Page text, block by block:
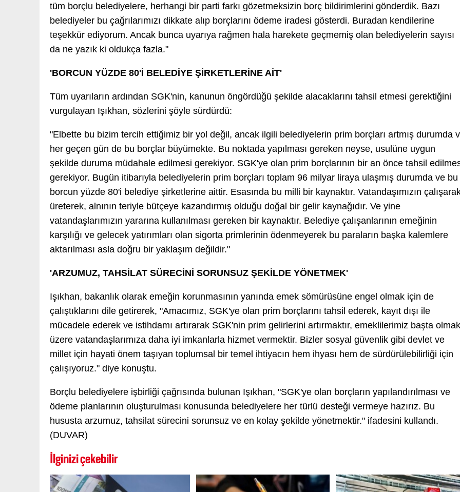
tüm borçlu belediyelere, herhangi bir parti farkı gözetmeksizin borç bildirimlerini gönderdik. Bazı
belediyeler bu çağrılarımızı dikkate alıp borçlarını ödeme iradesi gösterdi. Buradan kendilerine
teşekkür ediyorum. Ancak bunca uyarıya rağmen hala harekete geçmemiş olan belediyelerin sayısı
da ne yazık ki oldukça fazla."
'BORCUN YÜZDE 80'İ BELEDİYE ŞİRKETLERİNE AİT'
Tüm uyarıların ardından SGK'nin, kanunun öngördüğü şekilde alacaklarını tahsil etmesi gerektiğini
vurgulayan Işıkhan, sözlerini şöyle sürdürdü:
"Elbette bu bizim tercih ettiğimiz bir yol değil, ancak ilgili belediyelerin prim borçları artmış durumda
her geçen gün de bu borçlar büyümekte. Bu noktada yapılması gereken neyse, usulüne uygun
şekilde duruma müdahale edilmesi gerekiyor. SGK'ye olan prim borçlarının bir an önce tahsil
gerekiyor. Bugün itibarıyla belediyelerin prim borçları toplam 96 milyar liraya ulaşmış durumda ve bu
borcun yüzde 80'i belediye şirketlerine aittir. Esasında bu milli bir kaynaktır. Vatandaşımızın
üreterek, alnının teriyle bütçeye kazandırmış olduğu doğal bir gelir kaynağıdır. Ve yine
vatandaşlarımızın yararına kullanılması gereken bir kaynaktır. Belediye çalışanlarının emeğinin
karşılığı ve gelecek yatırımları olan sigorta primlerinin ödenmeyerek bu paraların başka kalemlere
aktarılması asla doğru bir yaklaşım değildir."
'ARZUMUZ, TAHSİLAT SÜRECİNİ SORUNSUZ ŞEKİLDE YÖNETMEK'
Işıkhan, bakanlık olarak emeğin korunmasının yanında emek sömürüsüne engel olmak için de
çalıştıklarını dile getirerek, "Amacımız, SGK'ye olan prim borçlarını tahsil ederek, kayıt dışı ile
mücadele ederek ve istihdamı artırarak SGK'nin prim gelirlerini artırmaktır, emeklilerimiz başta olmak
üzere vatandaşlarımıza daha iyi imkanlarla hizmet vermektir. Bizler sosyal güvenlik gibi devlet ve
millet için hayati önem taşıyan toplumsal bir temel ihtiyacın hem ihyası hem de sürdürülebilirliği için
çalışıyoruz." diye konuştu.
Borçlu belediyelere işbirliği çağrısında bulunan Işıkhan, "SGK'ye olan borçların yapılandırılması ve
ödeme planlarının oluşturulması konusunda belediyelere her türlü desteği vermeye hazırız. Bu
hususta arzumuz, tahsilat sürecini sorunsuz ve en kolay şekilde yönetmektir." ifadesini kullandı.
(DUVAR)
İlginizi çekebilir